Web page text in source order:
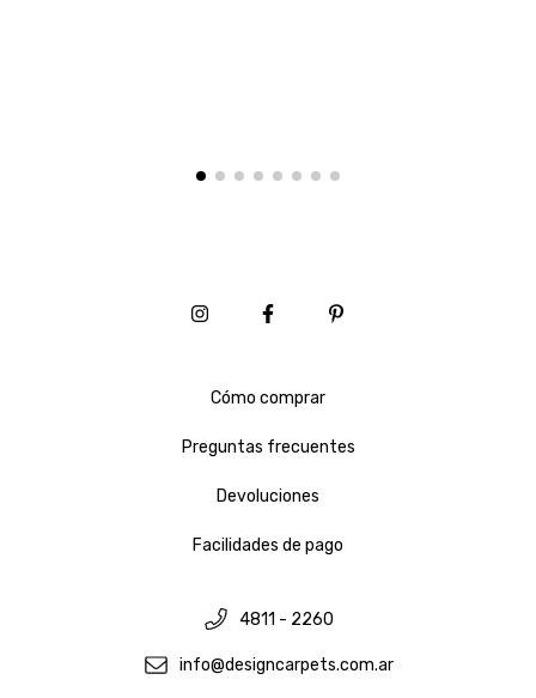
Cómo comprar
Preguntas frecuentes
Devoluciones
Facilidades de pago
4811 - 2260
info@designcarpets.com.ar